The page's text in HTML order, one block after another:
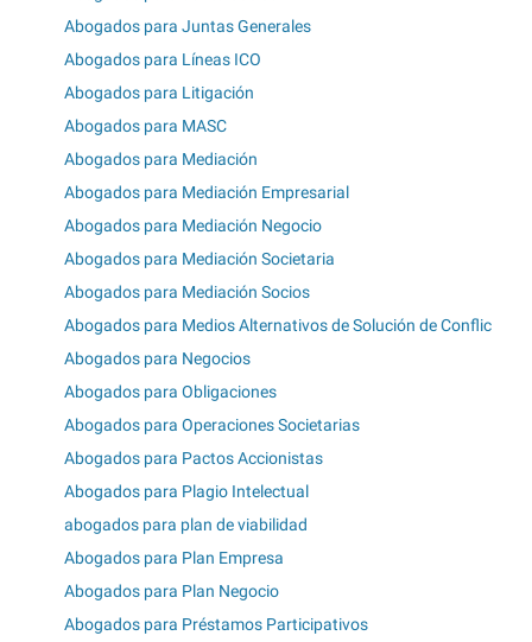
Abogados para Juntas Generales
Abogados para Líneas ICO
Abogados para Litigación
Abogados para MASC
Abogados para Mediación
Abogados para Mediación Empresarial
Abogados para Mediación Negocio
Abogados para Mediación Societaria
Abogados para Mediación Socios
Abogados para Medios Alternativos de Solución de Conflic
Abogados para Negocios
Abogados para Obligaciones
Abogados para Operaciones Societarias
Abogados para Pactos Accionistas
Abogados para Plagio Intelectual
abogados para plan de viabilidad
Abogados para Plan Empresa
Abogados para Plan Negocio
Abogados para Préstamos Participativos